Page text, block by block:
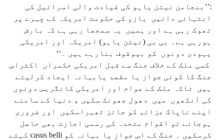
:’’بنجامن نیتن یاہو کی قیادت والی اسرائیل کی
انتہائی دائیں بازو کی حکومت امریکہ کے چہرے پر
تھوک رہی ہے اور ہمیں یہ سمجھا رہی ہے کہ بارش
ہورہی ہے۔ بی بی (نیتن یاہو) امریکہ اور امریکی
یہودی دونوں کو بیوقوف بنارہے ہیں ۔‘‘
کسی ملک کے خلاف جنگ سے قبل امریکی حکمراں اکثراس
جنگ کا کوئی جواز یا مقصد یابہانہ ایجاد کرلیتے
ہیں تاکہ ملک کے عوام اور امریکی کانگریس دونوں
کی آنکھوں میں دھول جھونک سکیں ، دنیا کے سامنے
اپنے ناپاک عزائم کو جائز ٹھہراسکیں اور ضروری
ہوجائے تو اقوام متحدہ کی رسمی اجازت بھی حاصل
کرسکیں ۔ جنگ کے اس جواز یا بہانہ کو casus belli کہتے